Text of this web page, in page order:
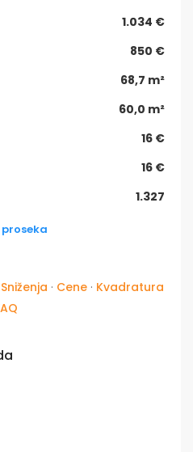
1.034 €
850 €
68,7 m²
60,0 m²
16 €
16 €
1.327
Sniženja · Cene · Kvadratura